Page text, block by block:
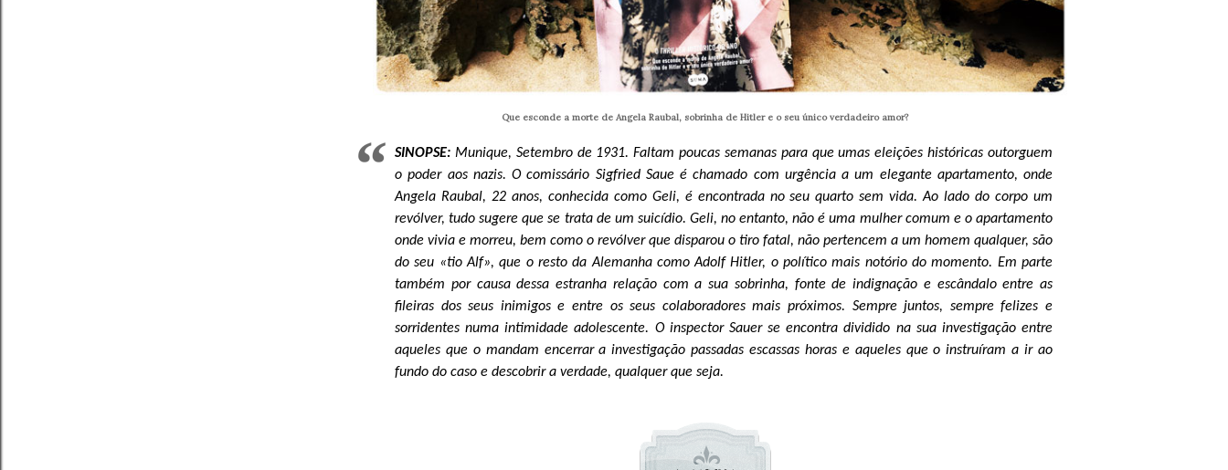
Que esconde a morte de Angela Raubal, sobrinha de Hitler e o seu único verdadeiro amor?
SINOPSE: Munique, Setembro de 1931. Faltam poucas semanas para que umas eleições históricas outorguem
o poder aos nazis. O comissário Sigfried Saue é chamado com urgência a um elegante apartamento, onde
Angela Raubal, 22 anos, conhecida como Geli, é encontrada no seu quarto sem vida. Ao lado do corpo um
revólver, tudo sugere que se trata de um suicídio. Geli, no entanto, não é uma mulher comum e o apartamento
onde vivia e morreu, bem como o revólver que disparou o tiro fatal, não pertencem a um homem qualquer, são
do seu «tio Alf», que o resto da Alemanha como Adolf Hitler, o político mais notório do momento. Em parte
também por causa dessa estranha relação com a sua sobrinha, fonte de indignação e escândalo entre as
fileiras dos seus inimigos e entre os seus colaboradores mais próximos. Sempre juntos, sempre felizes e
sorridentes numa intimidade adolescente. O inspector Sauer se encontra dividido na sua investigação entre
aqueles que o mandam encerrar a investigação passadas escassas horas e aqueles que o instruíram a ir ao
fundo do caso e descobrir a verdade, qualquer que seja.